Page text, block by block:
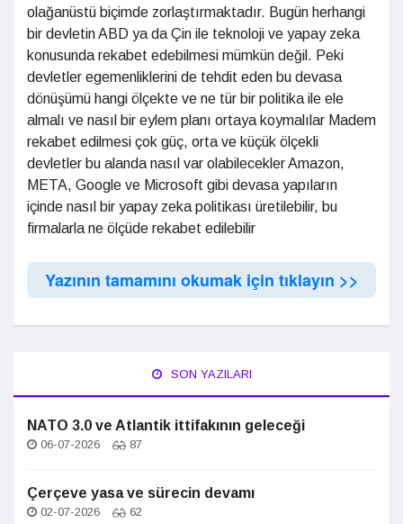
olağanüstü biçimde zorlaştırmaktadır. Bugün herhangi
bir devletin ABD ya da Çin ile teknoloji ve yapay zeka
konusunda rekabet edebilmesi mümkün değil. Peki
devletler egemenliklerini de tehdit eden bu devasa
dönüşümü hangi ölçekte ve ne tür bir politika ile ele
almalı ve nasıl bir eylem planı ortaya koymalılar Madem
rekabet edilmesi çok güç, orta ve küçük ölçekli
devletler bu alanda nasıl var olabilecekler Amazon,
META, Google ve Microsoft gibi devasa yapıların
içinde nasıl bir yapay zeka politikası üretilebilir, bu
firmalarla ne ölçüde rekabet edilebilir
Yazının tamamını okumak için tıklayın >>
SON YAZILARI
NATO 3.0 ve Atlantik ittifakının geleceği
06-07-2026 87
Çerçeve yasa ve sürecin devamı
02-07-2026 62